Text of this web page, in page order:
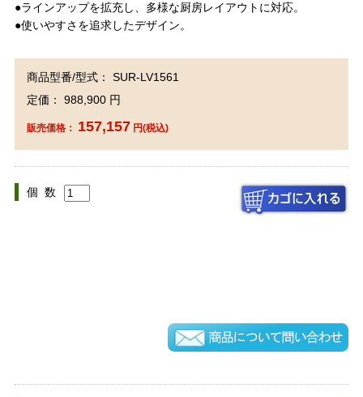
●ラインアップを拡充し、多様な厨房レイアウトに対応。
●使いやすさを追求したデザイン。
商品型番/型式： SUR-LV1561
定価： 988,900 円
販売価格： 157,157 円(税込)
個 数